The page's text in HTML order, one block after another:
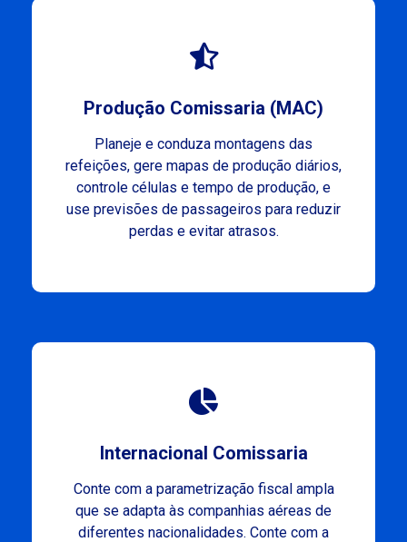
Produção Comissaria (MAC)
Planeje e conduza montagens das
refeições, gere mapas de produção diários,
controle células e tempo de produção, e
use previsões de passageiros para reduzir
perdas e evitar atrasos.
Internacional Comissaria
Conte com a parametrização fiscal ampla
que se adapta às companhias aéreas de
diferentes nacionalidades. Conte com a